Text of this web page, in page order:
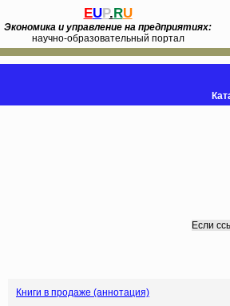
EUP.RU
Экономика и управление на предприятиях:
научно-образовательный портал
Если
Книги в продаже (аннотация)